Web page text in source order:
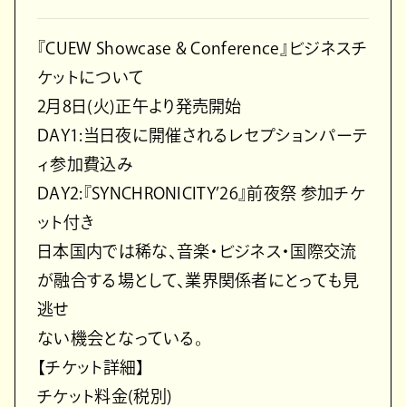
『CUEW Showcase & Conference』ビジネスチ
ケットについて
2月8日(火)正午より発売開始
DAY1:当日夜に開催されるレセプションパーテ
ィ参加費込み
DAY2:『SYNCHRONICITY’26』前夜祭 参加チケ
ット付き
日本国内では稀な、音楽・ビジネス・国際交流
が融合する場として、業界関係者にとっても見
逃せ
ない機会となっている。
【チケット詳細】
チケット料金(税別)